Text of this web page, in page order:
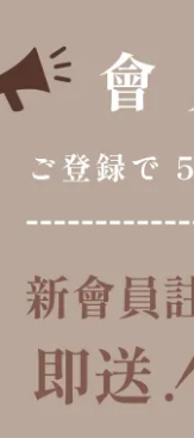
商品介紹
直覺又順手。
朝上自動鎖定，翻轉
雅。